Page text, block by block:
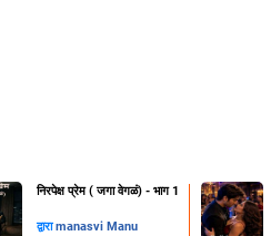
निरपेक्ष प्रेम ( जगा वेगळं) - भाग 1
द्वाराmanasvi Manu